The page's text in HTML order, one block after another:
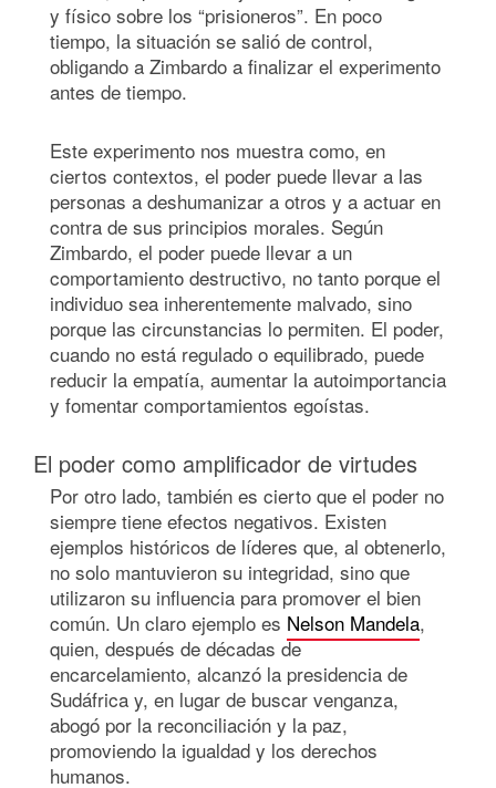
y físico sobre los “prisioneros”. En poco
tiempo, la situación se salió de control,
obligando a Zimbardo a finalizar el experimento
antes de tiempo.
Este experimento nos muestra como, en
ciertos contextos, el poder puede llevar a las
personas a deshumanizar a otros y a actuar en
contra de sus principios morales. Según
Zimbardo, el poder puede llevar a un
comportamiento destructivo, no tanto porque el
individuo sea inherentemente malvado, sino
porque las circunstancias lo permiten. El poder,
cuando no está regulado o equilibrado, puede
reducir la empatía, aumentar la autoimportancia
y fomentar comportamientos egoístas.
El poder como amplificador de virtudes
Por otro lado, también es cierto que el poder no
siempre tiene efectos negativos. Existen
ejemplos históricos de líderes que, al obtenerlo,
no solo mantuvieron su integridad, sino que
utilizaron su influencia para promover el bien
común. Un claro ejemplo es Nelson Mandela,
quien, después de décadas de
encarcelamiento, alcanzó la presidencia de
Sudáfrica y, en lugar de buscar venganza,
abogó por la reconciliación y la paz,
promoviendo la igualdad y los derechos
humanos.